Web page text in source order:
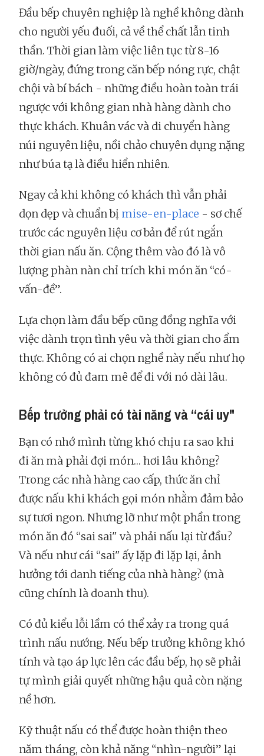
Đầu bếp chuyên nghiệp là nghề không dành
cho người yếu đuối, cả về thể chất lẫn tinh
thần. Thời gian làm việc liên tục từ 8-16
giờ/ngày, đứng trong căn bếp nóng rực, chật
chội và bí bách - những điều hoàn toàn trái
ngược với không gian nhà hàng dành cho
thực khách. Khuân vác và di chuyển hàng
núi nguyên liệu, nồi chảo chuyên dụng nặng
như búa tạ là điều hiển nhiên.
Ngay cả khi không có khách thì vẫn phải
dọn dẹp và chuẩn bị mise-en-place - sơ chế
trước các nguyên liệu cơ bản để rút ngắn
thời gian nấu ăn. Cộng thêm vào đó là vô
lượng phàn nàn chỉ trích khi món ăn “có-
vấn-đề”.
Lựa chọn làm đầu bếp cũng đồng nghĩa với
việc dành trọn tình yêu và thời gian cho ẩm
thực. Không có ai chọn nghề này nếu như họ
không có đủ đam mê để đi với nó dài lâu.
Bếp trưởng phải có tài năng và “cái uy"
Bạn có nhớ mình từng khó chịu ra sao khi
đi ăn mà phải đợi món… hơi lâu không?
Trong các nhà hàng cao cấp, thức ăn chỉ
được nấu khi khách gọi món nhằm đảm bảo
sự tươi ngon. Nhưng lỡ như một phần trong
món ăn đó “sai sai" và phải nấu lại từ đầu?
Và nếu như cái “sai" ấy lặp đi lặp lại, ảnh
hưởng tới danh tiếng của nhà hàng? (mà
cũng chính là doanh thu).
Có đủ kiểu lỗi lầm có thể xảy ra trong quá
trình nấu nướng. Nếu bếp trưởng không khó
tính và tạo áp lực lên các đầu bếp, họ sẽ phải
tự mình giải quyết những hậu quả còn nặng
nề hơn.
Kỹ thuật nấu có thể được hoàn thiện theo
năm tháng, còn khả năng “nhìn-người” lại